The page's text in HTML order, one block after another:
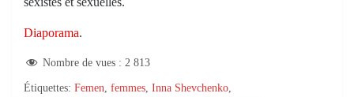
Diaporama.
Nombre de vues : 2 813
Étiquettes: Femen femmes Inna Shevchenko